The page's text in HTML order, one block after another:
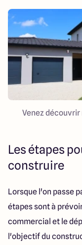
Venez
Les étapes
construire
Lorsque l'on passe
étapes sont à
commercial et le
l'objectif du